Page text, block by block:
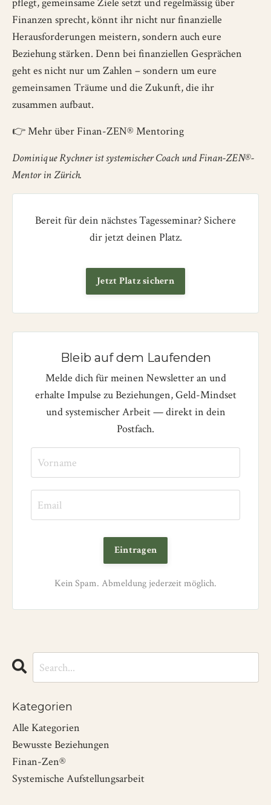
pflegt, gemeinsame Ziele setzt und regelmässig über
Finanzen sprecht, könnt ihr nicht nur finanzielle
Herausforderungen meistern, sondern auch eure
Beziehung stärken. Denn bei finanziellen Gesprächen
geht es nicht nur um Zahlen – sondern um eure
gemeinsamen Träume und die Zukunft, die ihr
zusammen aufbaut.
👉Mehr über Finan-ZEN® Mentoring
Dominique Rychner ist systemischer Coach und Finan-ZEN®-
Mentor in Zürich.
Bereit für dein nächstes Tagesseminar? Sichere
dir jetzt deinen Platz.
Jetzt Platz sichern
Bleib auf dem Laufenden
Melde dich für meinen Newsletter an und
erhalte Impulse zu Beziehungen, Geld-Mindset
und systemischer Arbeit — direkt in dein
Postfach.
Eintragen
Kein Spam. Abmeldung jederzeit möglich.
Kategorien
Alle Kategorien
Bewusste Beziehungen
Finan-Zen®
Systemische Aufstellungsarbeit